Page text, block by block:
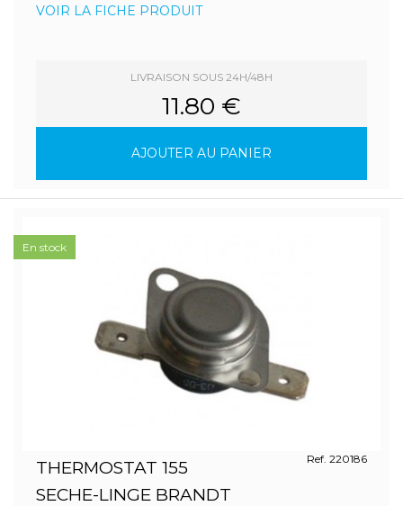
VOIR LA FICHE PRODUIT
LIVRAISON SOUS 24H/48H
11.80 €
AJOUTER AU PANIER
THERMOSTAT 155
SECHE-LINGE BRANDT
Ref. 220186
En stock